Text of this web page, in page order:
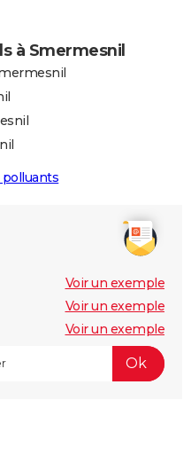
à Smermesnil
polluants
Voir un exemple
Voir un exemple
Voir un exemple